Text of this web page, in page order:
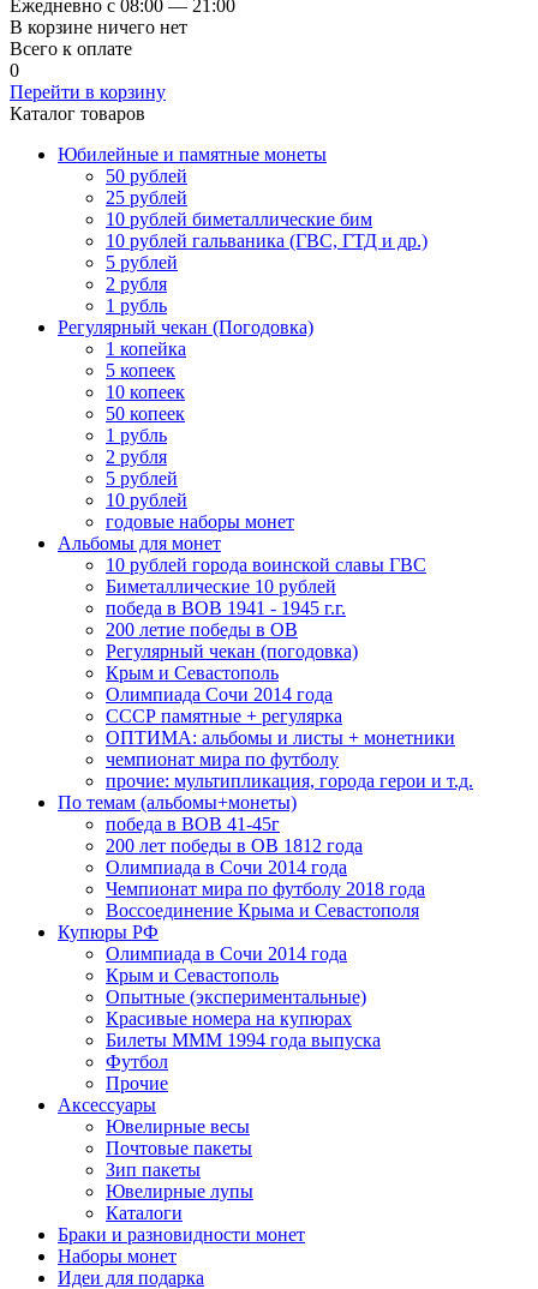
Ежедневно с 08:00 — 21:00
В корзине ничего нет
Всего к оплате
0
Перейти в корзину
Каталог товаров
Юбилейные и памятные монеты
50 рублей
25 рублей
10 рублей биметаллические бим
10 рублей гальваника (ГВС, ГТД и др.)
5 рублей
2 рубля
1 рубль
Регулярный чекан (Погодовка)
1 копейка
5 копеек
10 копеек
50 копеек
1 рубль
2 рубля
5 рублей
10 рублей
годовые наборы монет
Альбомы для монет
10 рублей города воинской славы ГВС
Биметаллические 10 рублей
победа в ВОВ 1941 - 1945 г.г.
200 летие победы в ОВ
Регулярный чекан (погодовка)
Крым и Севастополь
Олимпиада Сочи 2014 года
СССР памятные + регулярка
ОПТИМА: альбомы и листы + монетники
чемпионат мира по футболу
прочие: мультипликация, города герои и т.д.
По темам (альбомы+монеты)
победа в ВОВ 41-45г
200 лет победы в ОВ 1812 года
Олимпиада в Сочи 2014 года
Чемпионат мира по футболу 2018 года
Воссоединение Крыма и Севастополя
Купюры РФ
Олимпиада в Сочи 2014 года
Крым и Севастополь
Опытные (экспериментальные)
Красивые номера на купюрах
Билеты МММ 1994 года выпуска
Футбол
Прочие
Аксессуары
Ювелирные весы
Почтовые пакеты
Зип пакеты
Ювелирные лупы
Каталоги
Браки и разновидности монет
Наборы монет
Идеи для подарка